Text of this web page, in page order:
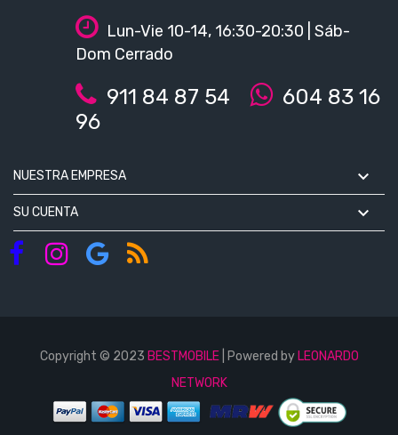
Lun-Vie 10-14, 16:30-20:30 | Sáb-
Dom Cerrado
911 84 87 54
604 83 16
96
NUESTRA EMPRESA 
SU CUENTA 
Copyright © 2023 BESTMOBILE| Powered by LEONARDO
NETWORK